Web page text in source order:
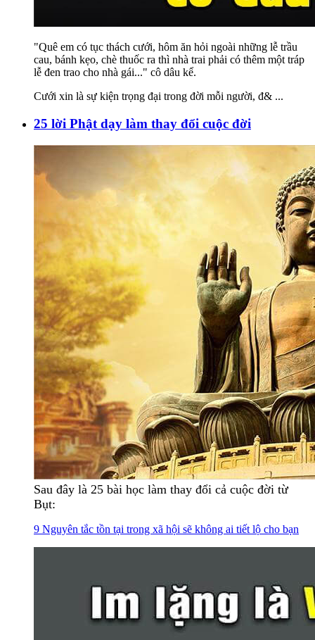
"Quê em có tục thách cưới, hôm ăn hỏi ngoài những lễ trầu
cau, bánh kẹo, chè thuốc ra thì nhà trai phải có thêm một tráp
lễ đen trao cho nhà gái..." cô dâu kể.
Cưới xin là sự kiện trọng đại trong đời mỗi người, đ& ...
25 lời Phật dạy làm thay đổi cuộc đời
Sau đây là 25 bài học làm thay đổi cả cuộc đời từ
Bụt:
9 Nguyên tắc tồn tại trong xã hội sẽ không ai tiết lộ cho bạn